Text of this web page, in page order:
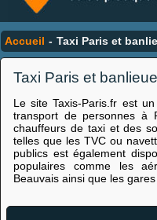
Accueil - Taxi Paris et
Taxi Paris et
Le site Taxis-Paris.fr est
transport de personnes à
chauffeurs de taxi et des
telles que les TVC ou
publics est également
populaires comme les
Beauvais ainsi que les gares